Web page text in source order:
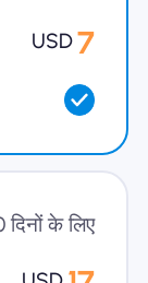
USD 7
दिनों के लिए